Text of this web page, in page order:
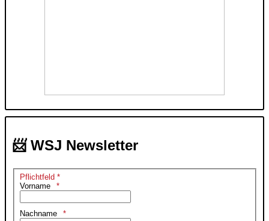
📨 WSJ Newsletter
Pflichtfeld *
Vorname
Nachname